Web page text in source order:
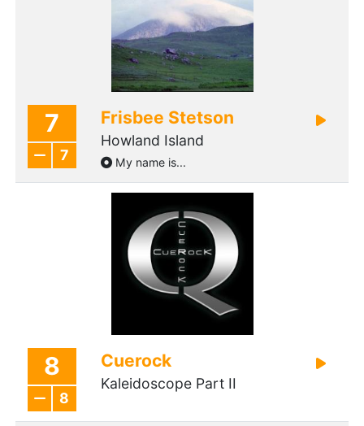
7
7
Frisbee Stetson
Howland Island
My name is...
8
8
Cuerock
Kaleidoscope Part II